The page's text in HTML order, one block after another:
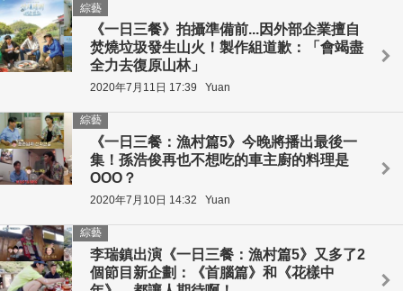
《一日三餐》拍攝準備前...因外部企業擅自
焚燒垃圾發生山火！製作組道歉：「會竭盡
全力去復原山林」
綜藝
2020年7月11日 17:39 Yuan
《一日三餐：漁村篇5》今晚將播出最後一
集！孫浩俊再也不想吃的車主廚的料理是
OOO？
綜藝
2020年7月10日 14:32 Yuan
李瑞鎮出演《一日三餐：漁村篇5》又多了2
個節目新企劃：《首腦篇》和《花樣中
綜藝